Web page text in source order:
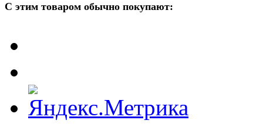
С этим товаром обычно покупают: